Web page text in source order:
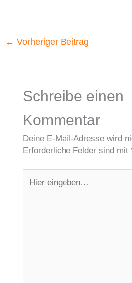
← Vorheriger Beitrag
Schreibe einen
Kommentar
Deine E-Mail-Adresse wird
Erforderliche Felder sind mit
eingeben…